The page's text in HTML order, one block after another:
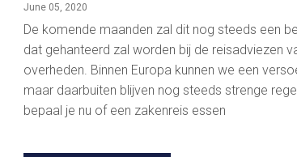
June 05, 2020
De komende maanden zal dit nog steeds een
dat gehanteerd zal worden bij de reisadviezen
overheden. Binnen Europa kunnen we een
maar daarbuiten blijven nog steeds strenge
bepaal je nu of een zakenreis essen